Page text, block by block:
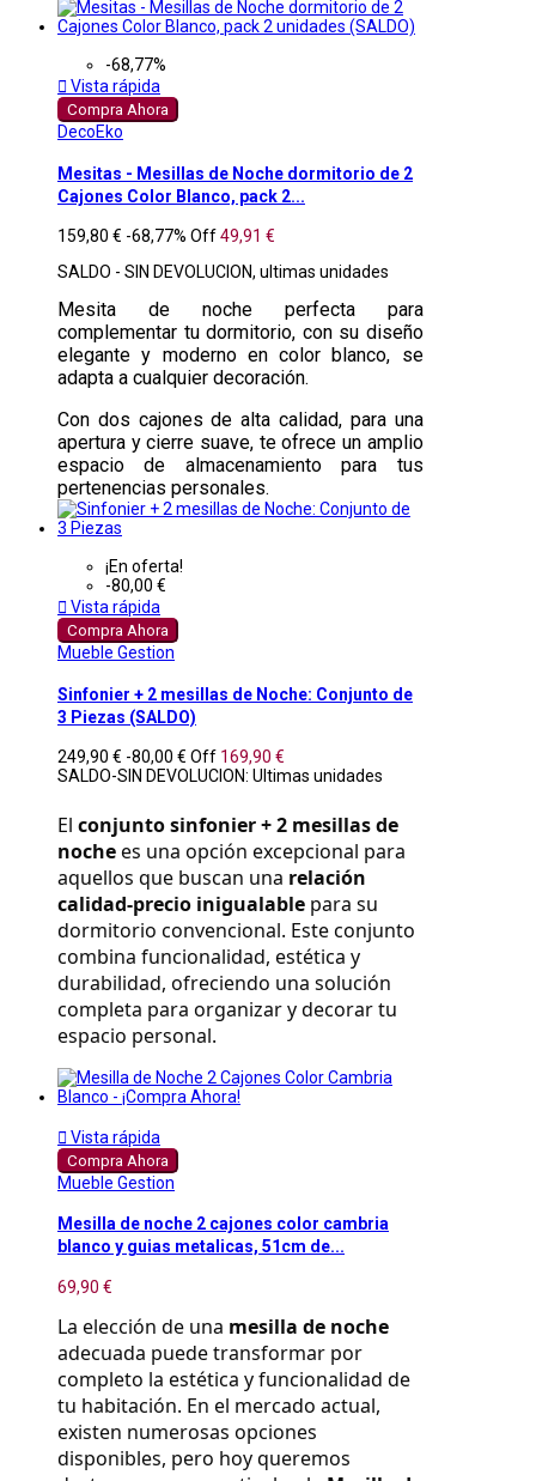
-68,77%
 Vista rápida
Compra Ahora
DecoEko
Mesitas - Mesillas de Noche dormitorio de 2
Cajones Color Blanco, pack 2...
159,80 € -68,77% Off49,91 €
SALDO - SIN DEVOLUCION, ultimas unidades
Mesita de noche perfecta para
complementar tu dormitorio, con su diseño
elegante y moderno en color blanco, se
adapta a cualquier decoración.
Con dos cajones de alta calidad, para una
apertura y cierre suave, te ofrece un amplio
espacio de almacenamiento para tus
pertenencias personales.
¡En oferta!
-80,00 €
 Vista rápida
Compra Ahora
Mueble Gestion
Sinfonier + 2 mesillas de Noche: Conjunto de
3 Piezas (SALDO)
249,90 € -80,00 € Off 169,90 €
SALDO-SIN DEVOLUCION: Ultimas unidades
El conjunto sinfonier + 2 mesillas de
noche es una opción excepcional para
aquellos que buscan una relación
calidad-precio inigualable para su
dormitorio convencional. Este conjunto
combina funcionalidad, estética y
durabilidad, ofreciendo una solución
completa para organizar y decorar tu
espacio personal.
 Vista rápida
Compra Ahora
Mueble Gestion
Mesilla de noche 2 cajones color cambria
blanco y guias metalicas, 51cm de...
69,90 €
La elección de una mesilla de noche
adecuada puede transformar por
completo la estética y funcionalidad de
tu habitación. En el mercado actual,
existen numerosas opciones
disponibles, pero hoy queremos